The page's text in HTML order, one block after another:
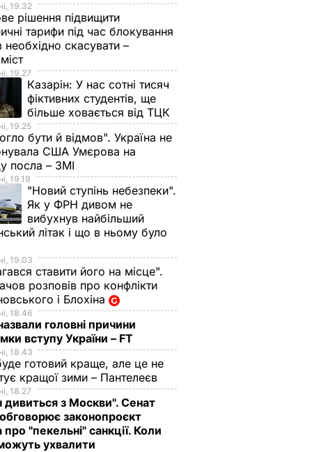
19.32
рішення підвищити
тарифи під час блокування
необхідно скасувати –
19.27
Казарін: У нас сотні тисяч
фіктивних студентів, ще
більше ховається від ТЦК
19.25
бути й відмов". Україна не
США Умєрова на
посла – ЗМІ
19.19
"Новий ступінь небезпеки".
Як у ФРН дивом не
вибухнув найбільший
літак і що в ньому було
19.03
ставити його на місце".
розповів про конфлікти
і Блохіна
18.46
головні причини
вступу України – FT
18.43
готовий краще, але це не
кращої зими – Пантелеєв
18.27
дивиться з Москви". Сенат
законопроєкт
про "пекельні" санкції. Коли
ухвалити